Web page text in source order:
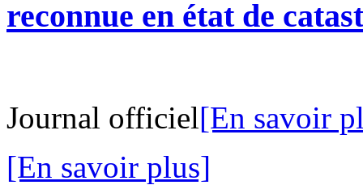
reconnue en état de
Journal officiel[En savoir
[En savoir plus]